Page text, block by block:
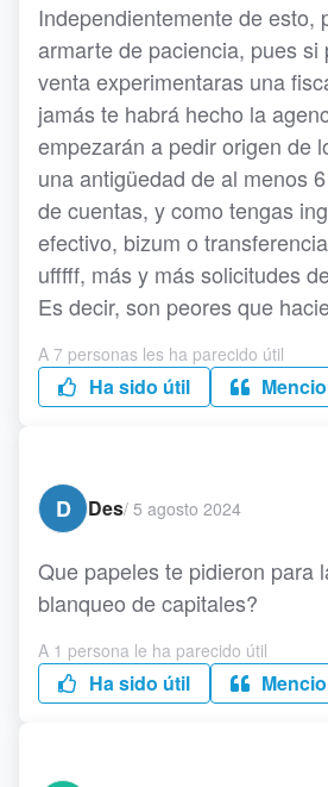
Independientemente de esto,
armarte de paciencia, pues si
venta experimentaras una
jamás te habrá hecho la
empezarán a pedir origen de
una antigüedad de al menos
de cuentas, y como tengas
efectivo, bizum o
ufffff, más y más solicitudes
Es decir, son peores que
A 7 personas les ha parecido útil
Ha sido útil
D
Des/ 5 agosto 2024
Que papeles te pidieron para
blanqueo de capitales?
A 1 persona le ha parecido útil
Ha sido útil